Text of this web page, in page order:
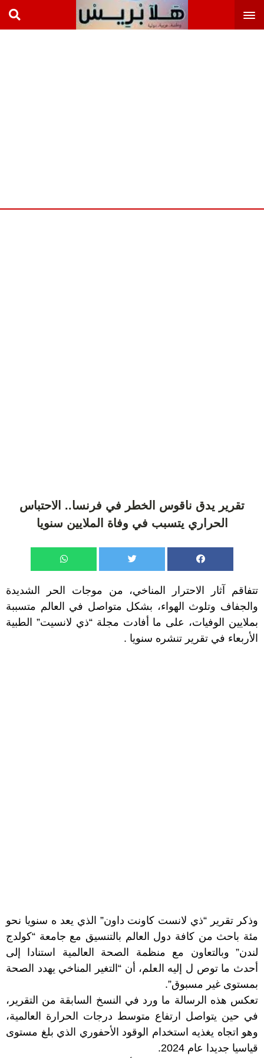
تقرير يدق ناقوس الخطر في فرنسا.. الاحتباس
الحراري يتسبب في وفاة الملايين سنويا
تتفاقم آثار الاحترار المناخي، من موجات الحر الشديدة
والجفاف وتلوث الهواء، بشكل متواصل في العالم متسببة
بملايين الوفيات، على ما أفادت مجلة “ذي لانسيت” الطبية
الأربعاء في تقرير تنشره سنويا .
وذكر تقرير “ذي لانست كاونت داون” الذي يعد ه سنويا نحو
مئة باحث من كافة دول العالم بالتنسيق مع جامعة “كولدج
لندن” وبالتعاون مع منظمة الصحة العالمية استنادا إلى
أحدث ما توص ل إليه العلم، أن “التغير المناخي يهدد الصحة
بمستوى غير مسبوق”.
تعكس هذه الرسالة ما ورد في النسخ السابقة من التقرير،
في حين يتواصل ارتفاع متوسط درجات الحرارة العالمية،
وهو اتجاه يغذيه استخدام الوقود الأحفوري الذي بلغ مستوى
قياسيا جديدا عام 2024.